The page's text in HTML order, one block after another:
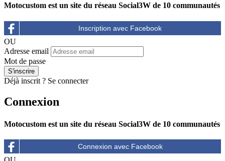
Motocustom est un site du réseau Social3W de 10 communautés
OU
Adresse email
Mot de passe
Déjà inscrit ? Se connecter
Connexion
Motocustom est un site du réseau Social3W de 10 communautés